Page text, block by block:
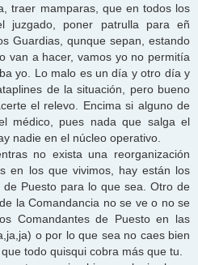
traer mamparas, que en todos los
juzgado, poner patrulla para eñ
Guardias, qunque sepan, estando
van a hacer, vamos yo no permitía
yo. Lo malo es un día y otro día y
de la situación, pero bueno
el relevo. Encima si alguno de
médico, pues nada que salga el
nadie en el núcleo operativo.
no exista una reorganización
en los que vivimos, hay están los
Puesto para lo que sea. Otro de
la Comandancia no se ve o no se
Comandantes de Puesto en las
o por lo que sea no caes bien
todo quisqui cobra más que tu.